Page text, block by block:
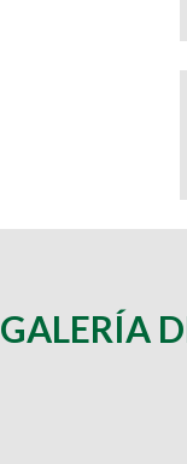
GALERÍA